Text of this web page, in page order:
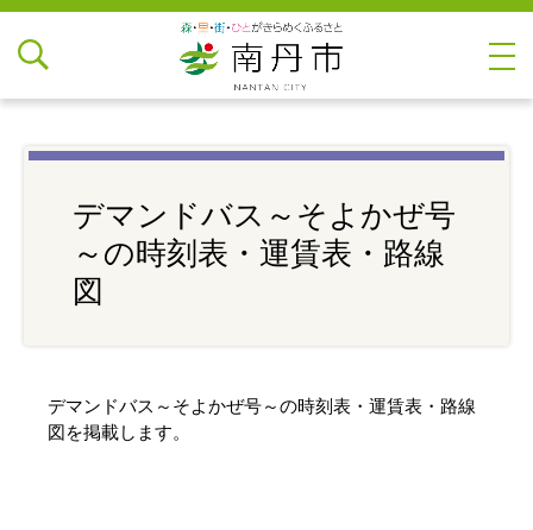
デマンドバス～そよかぜ号
～の時刻表・運賃表・路線
図
デマンドバス～そよかぜ号～の時刻表・運賃表・路線
図を掲載します。